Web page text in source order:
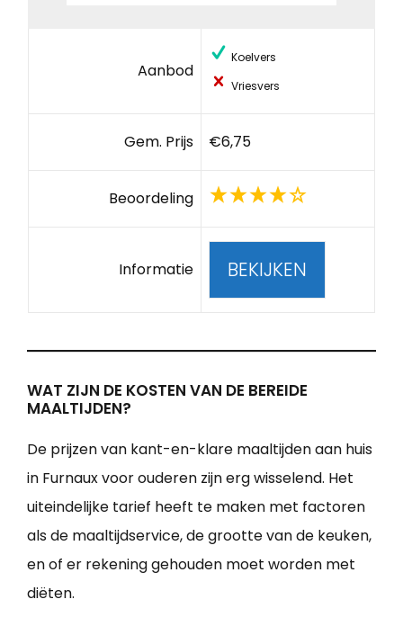
Aanbod
Koelvers
Vriesvers
Gem. Prijs €6,75
Beoordeling
Informatie BEKIJKEN
WAT ZIJN DE KOSTEN VAN DE BEREIDE
MAALTIJDEN?
De prijzen van kant-en-klare maaltijden aan huis
in Furnaux voor ouderen zijn erg wisselend. Het
uiteindelijke tarief heeft te maken met factoren
als de maaltijdservice, de grootte van de keuken,
en of er rekening gehouden moet worden met
diëten.